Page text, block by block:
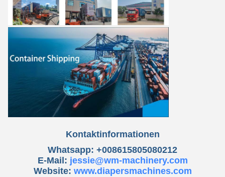
Kontaktinformationen
Whatsapp: +008615805080212
E-Mail: jessie@wm-machinery.com
Website: www.diapersmachines.com